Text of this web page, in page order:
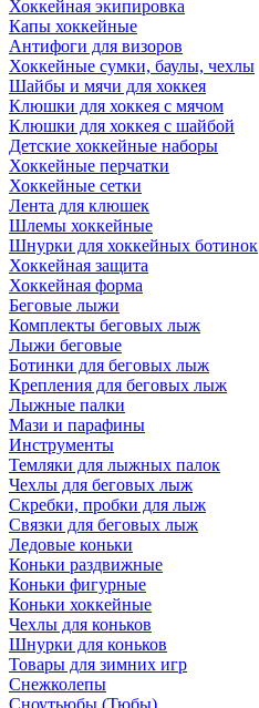
Хоккейная экипировка
Капы хоккейные
Антифоги для визоров
Хоккейные сумки, баулы, чехлы
Шайбы и мячи для хоккея
Клюшки для хоккея с мячом
Клюшки для хоккея с шайбой
Детские хоккейные наборы
Хоккейные перчатки
Хоккейные сетки
Лента для клюшек
Шлемы хоккейные
Шнурки для хоккейных ботинок
Хоккейная защита
Хоккейная форма
Беговые лыжи
Комплекты беговых лыж
Лыжи беговые
Ботинки для беговых лыж
Крепления для беговых лыж
Лыжные палки
Мази и парафины
Инструменты
Темляки для лыжных палок
Чехлы для беговых лыж
Скребки, пробки для лыж
Связки для беговых лыж
Ледовые коньки
Коньки раздвижные
Коньки фигурные
Коньки хоккейные
Чехлы для коньков
Шнурки для коньков
Товары для зимних игр
Снежколепы
Сноутьюбы (Тюбы)